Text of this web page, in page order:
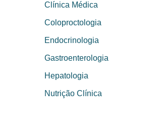
Clínica Médica
Coloproctologia
Endocrinologia
Gastroenterologia
Hepatologia
Nutrição Clínica